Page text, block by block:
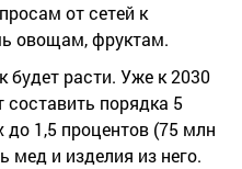
от сетей к
овощам, фруктам.
расти. Уже к 2030
порядка 5
1,5 процентов (75 млн
мед и изделия из него.